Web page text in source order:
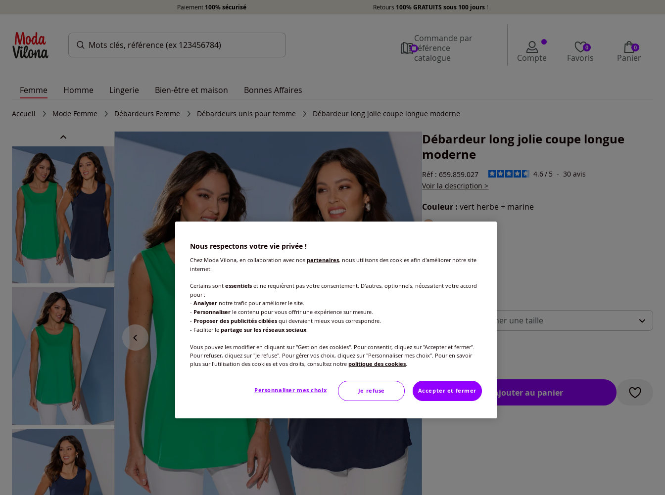
Paiement 100% sécurisé Retours 100% GRATUITS sous 100 jours !
Commande par
référence
catalogue
Compte
0
Favoris
0
Panier
Femme Homme Lingerie Bien-être et maison Bonnes Affaires
Accueil Mode Femme Débardeurs Femme Débardeurs unis pour femme Débardeur long jolie coupe longue moderne
Débardeur long jolie coupe longue
moderne
Réf : 659.859.027 4.6/ 5 - 30avis
Voir la description >
Couleur :vert herbe + marine
Choisir une couleur :
Veuillez sélectionner une taille
40 -Disponible dans 11 semaines
44 -Disponible dans 11 semaines
20€
Ajouter au panier
Nous respectons votre vie privée !
Chez Moda Vilona, en collaboration avec nos partenaires, nous utilisons des cookies afin d'améliorer notre site
internet.
Certains sont essentiels et ne requièrent pas votre consentement. D'autres, optionnels, nécessitent votre accord
pour :
- Analyser notre trafic pour améliorer le site.
- Personnaliser le contenu pour vous offrir une expérience sur mesure.
- Proposer des publicités ciblées qui devraient mieux vous correspondre.
- Faciliter le partage sur les réseaux sociaux.
Vous pouvez les modifier en cliquant sur "Gestion des cookies". Pour consentir, cliquez sur "Accepter et fermer".
Pour refuser, cliquez sur "Je refuse". Pour gérer vos choix, cliquez sur "Personnaliser mes choix". Pour en savoir
plus sur l'utilisation des cookies et vos droits, consultez notre politique des cookies.
Personnaliser mes choix Je refuse Accepter et fermer